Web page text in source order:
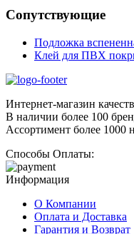
Сопутствующие
Подложка
Клей для ПВХ
Интернет-магазин
В наличии более 100
Ассортимент более 1000
Способы Оплаты:
Информация
О Компании
Оплата и Доставка
Гарантия и Возврат